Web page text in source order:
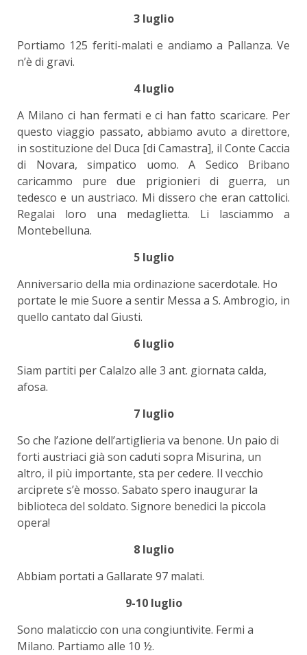
3 luglio
Portiamo 125 feriti-malati e andiamo a Pallanza. Ve
n’è di gravi.
4 luglio
A Milano ci han fermati e ci han fatto scaricare. Per
questo viaggio passato, abbiamo avuto a direttore,
in sostituzione del Duca [di Camastra], il Conte Caccia
di Novara, simpatico uomo. A Sedico Bribano
caricammo pure due prigionieri di guerra, un
tedesco e un austriaco. Mi dissero che eran cattolici.
Regalai loro una medaglietta. Li lasciammo a
Montebelluna.
5 luglio
Anniversario della mia ordinazione sacerdotale. Ho
portate le mie Suore a sentir Messa a S. Ambrogio, in
quello cantato dal Giusti.
6 luglio
Siam partiti per Calalzo alle 3 ant. giornata calda,
afosa.
7 luglio
So che l’azione dell’artiglieria va benone. Un paio di
forti austriaci già son caduti sopra Misurina, un
altro, il più importante, sta per cedere. Il vecchio
arciprete s’è mosso. Sabato spero inaugurar la
biblioteca del soldato. Signore benedici la piccola
opera!
8 luglio
Abbiam portati a Gallarate 97 malati.
9-10 luglio
Sono malaticcio con una congiuntivite. Fermi a
Milano. Partiamo alle 10 ½.